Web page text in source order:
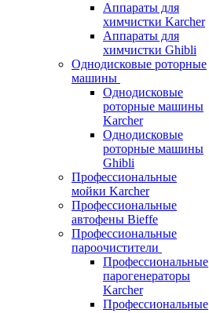
Аппараты для
химчистки Karcher
Аппараты для
химчистки Ghibli
Однодисковые роторные
машины
Однодисковые
роторные машины
Karcher
Однодисковые
роторные машины
Ghibli
Профессиональные
мойки Karcher
Профессиональные
автофены Bieffe
Профессиональные
пароочистители
Профессиональные
парогенераторы
Karcher
Профессиональные